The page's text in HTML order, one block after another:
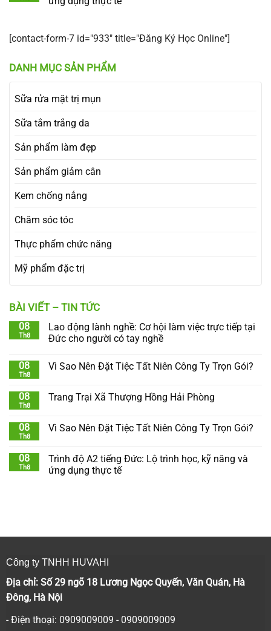
[contact-form-7 id="933" title="Đăng Ký Học Online"]
DANH MỤC SẢN PHẨM
Sữa rửa mặt trị mụn
Sữa tắm trắng da
Sản phẩm làm đẹp
Sản phẩm giảm cân
Kem chống nắng
Chăm sóc tóc
Thực phẩm chức năng
Mỹ phẩm đặc trị
BÀI VIẾT – TIN TỨC
08
Th8
Lao động lành nghề: Cơ hội làm việc trực tiếp tại
Đức cho người có tay nghề
08
Th8
Vì Sao Nên Đặt Tiệc Tất Niên Công Ty Trọn Gói?
08
Th8
Trang Trại Xã Thượng Hồng Hải Phòng
08
Th8
Vì Sao Nên Đặt Tiệc Tất Niên Công Ty Trọn Gói?
08
Th8
Trình độ A2 tiếng Đức: Lộ trình học, kỹ năng và
ứng dụng thực tế
Công ty TNHH HUVAHI
Địa chỉ: Số 29 ngõ 18 Lương Ngọc Quyến, Văn Quán, Hà
Đông, Hà Nội
- Điện thoại: 0909009009 - 0909009009